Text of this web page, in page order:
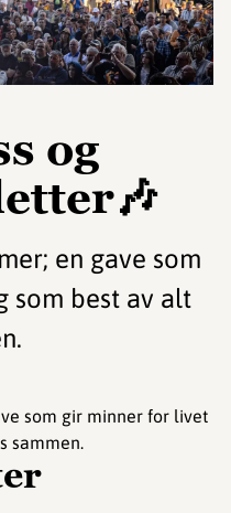
og
en gave som
som best av alt
som gir minner for livet
sammen.